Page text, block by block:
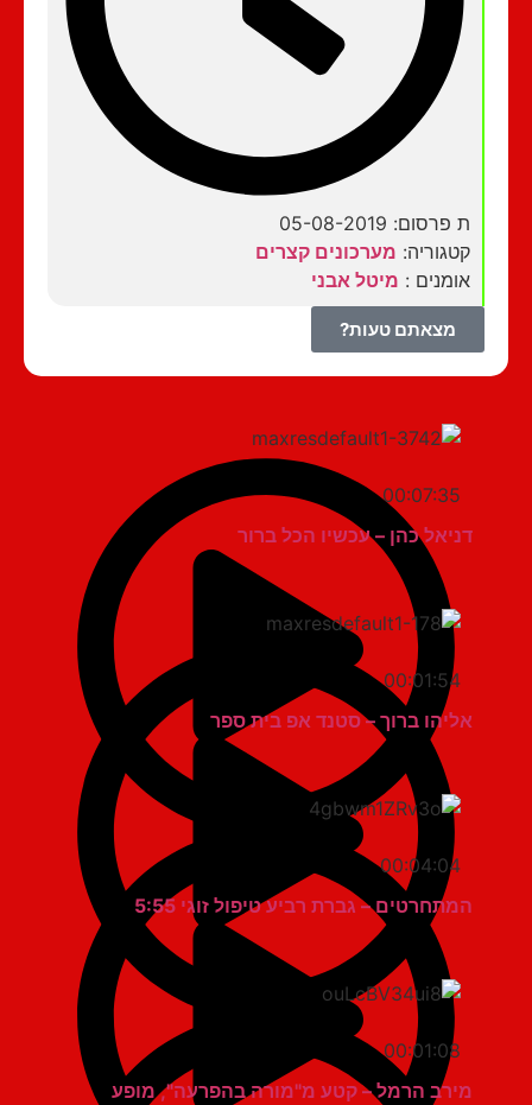
ת פרסום: 05-08-2019
קטגוריה:מערכונים קצרים
אומנים :מיטל אבני
מצאתם טעות?
00:07:35
דניאל כהן – עכשיו הכל ברור
00:01:54
אליהו ברוך – סטנד אפ בית ספר
00:04:04
המתחרטים – גברת רביע טיפול זוגי 5:55
00:01:08
מירב הרמל – קטע מ"מורה בהפרעה", מופע